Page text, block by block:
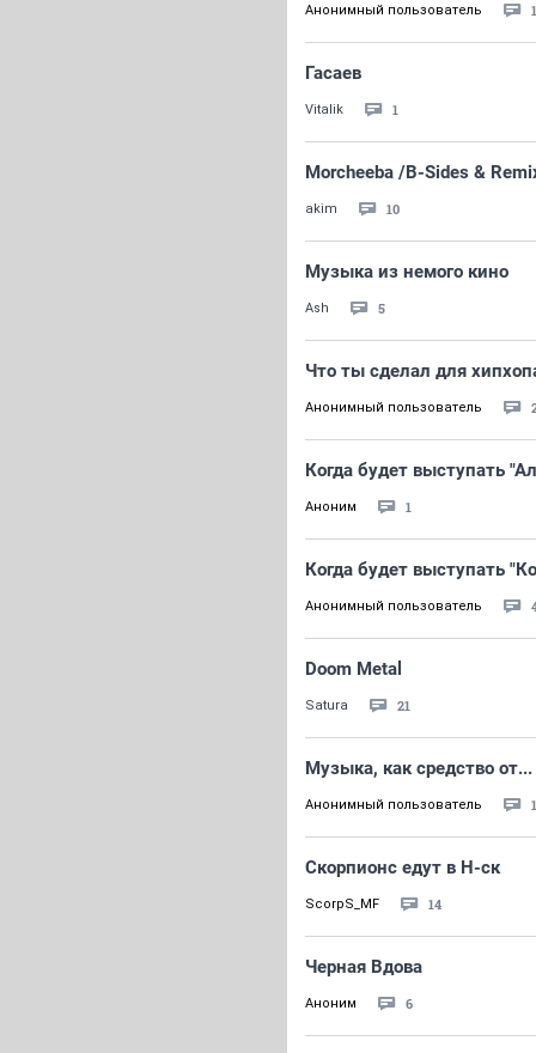
Анонимный пользователь 1
Гасаев
Vitalik 1
Morcheeba /B-Sides &
akim 10
Музыка из немого кино
Ash 5
Что ты сделал для
Анонимный пользователь
Когда будет выступать
Аноним 1
Когда будет выступать
Анонимный пользователь
Doom Metal
Satura 21
Музыка, как средство от...
Анонимный пользователь
Скорпионс едут в Н-ск
ScorpS_MF 14
Черная Вдова
Аноним 6